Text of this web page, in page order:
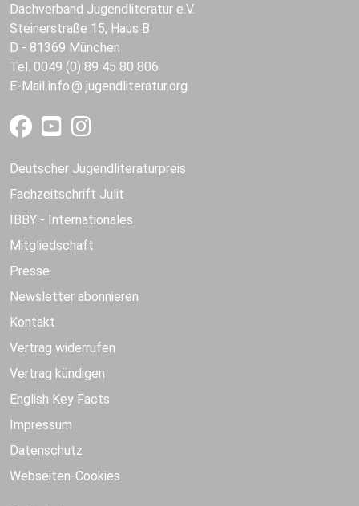
Dachverband Jugendliteratur e.V.
Steinerstraße 15, Haus B
D - 81369 München
Tel. 0049 (0) 89 45 80 806
E-Mail info jugendliteratur.org
Deutscher Jugendliteraturpreis
Fachzeitschrift Julit
IBBY - Internationales
Mitgliedschaft
Presse
Newsletter abonnieren
Kontakt
Vertrag widerrufen
Vertrag kündigen
English Key Facts
Impressum
Datenschutz
Webseiten-Cookies